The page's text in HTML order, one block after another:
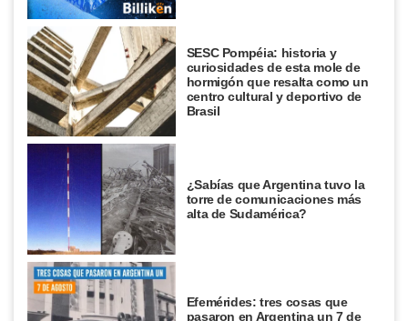
SESC Pompéia: historia y
curiosidades de esta mole de
hormigón que resalta como un
centro cultural y deportivo de
Brasil
¿Sabías que Argentina tuvo la
torre de comunicaciones más
alta de Sudamérica?
Efemérides: tres cosas que
pasaron en Argentina un 7 de